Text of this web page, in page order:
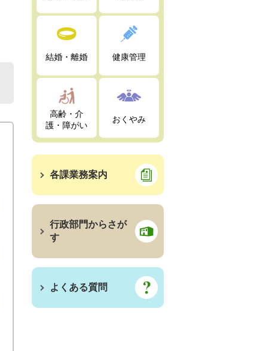
結婚・離婚 健康管理
高齢・介
護・障がい
おくやみ
各課業務案内
行政部門からさが
す
よくある質問